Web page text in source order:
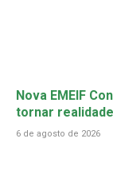
Nova EMEIF
tornar realidade
6 de agosto de 2026